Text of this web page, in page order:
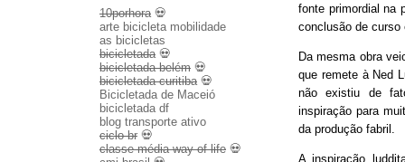
fonte primordial na
conclusão de curso
Da mesma obra
que remete à Ned
não existiu de
inspiração para
da produção fabril.
A inspiração
10porhora💀
arte bicicleta mobilidade
as bicicletas
bicicletada💀
bicicletada belém 💀
bicicletada curitiba💀
Bicicletada de Maceió
bicicletada df
blog transporte ativo
ciclo br 💀
classe média way of life 💀